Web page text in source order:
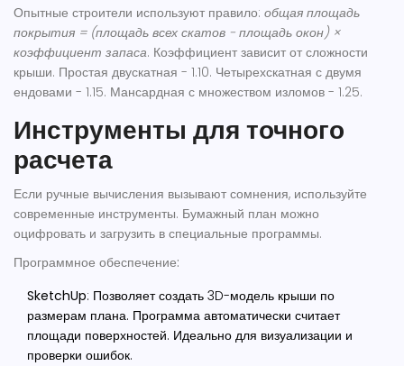
Опытные строители используют правило: общая площадь
покрытия = (площадь всех скатов - площадь окон) ×
коэффициент запаса. Коэффициент зависит от сложности
крыши. Простая двускатная - 1.10. Четырехскатная с двумя
ендовами - 1.15. Мансардная с множеством изломов - 1.25.
Инструменты для точного
расчета
Если ручные вычисления вызывают сомнения, используйте
современные инструменты. Бумажный план можно
оцифровать и загрузить в специальные программы.
Программное обеспечение:
SketchUp: Позволяет создать 3D-модель крыши по
размерам плана. Программа автоматически считает
площади поверхностей. Идеально для визуализации и
проверки ошибок.